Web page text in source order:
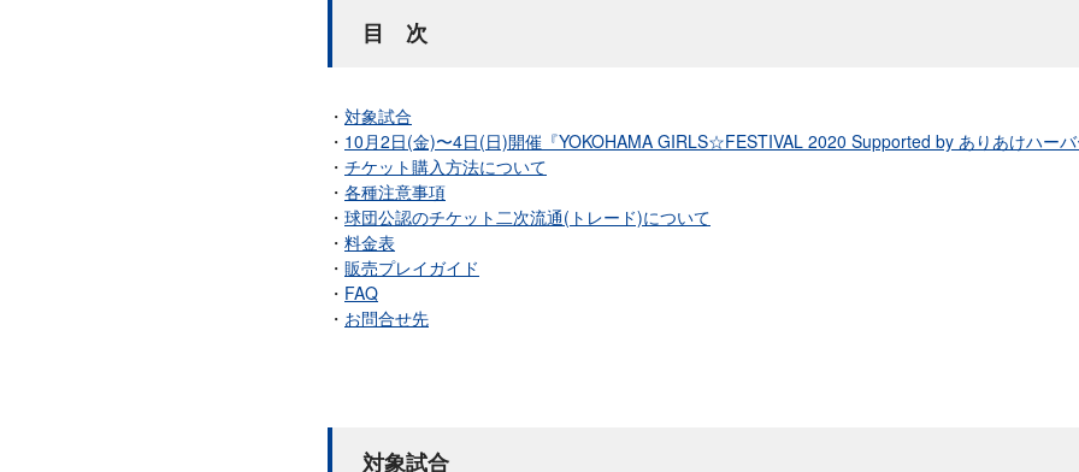
目 次
対象試合
10月2日(金)〜4日(日)開催『YOKOHAMA GIRLS☆FESTIVAL 2020 Supported by ありあけハー
チケット購入方法について
各種注意事項
球団公認のチケット二次流通(トレード)について
料金表
販売プレイガイド
FAQ
お問合せ先
対象試合